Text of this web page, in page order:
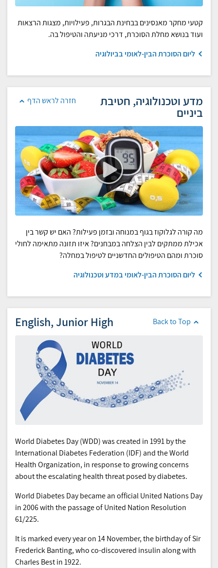
קטעי מחקר מאנסינים בבחינת הבגרות, פעילויות, מצגות הרצאות
ועוד בנושא מחלת הסוכרת, דרכי מניעתה והטיפול בה.
ליום הסוכרת הבין-לאומי בביולוגיה
חזרה לראש הדף מדע וטכנולוגיה, חטיבת
ביניים
מה קורה לגלוקוז בגוף במנוחה ובזמן פעילות? האם יש קשר בין
אכילת ממתקים לבין הצלחה במבחנים? איזו תזונה מתאימה לחולי
סוכרת ומהם הטיפולים החדשניים לטיפול במחלה?
ליום הסוכרת הבין-לאומי במדע וטכנולוגיה
Back to Top
English, Junior High
World Diabetes Day (WDD) was created in 1991 by the
International Diabetes Federation (IDF) and the World
Health Organization, in response to growing concerns
about the escalating health threat posed by diabetes.
World Diabetes Day became an official United Nations Day
in 2006 with the passage of United Nation Resolution
61/225.
It is marked every year on 14 November, the birthday of Sir
Frederick Banting, who co-discovered insulin along with
Charles Best in 1922.